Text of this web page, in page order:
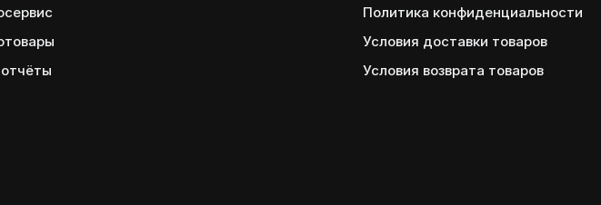
Политика конфиденциальности
Условия доставки товаров
Условия возврата товаров